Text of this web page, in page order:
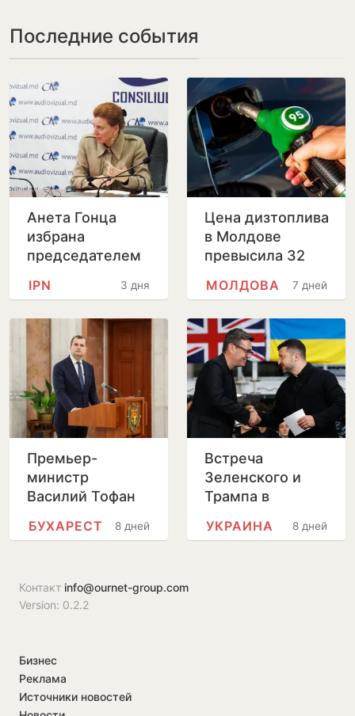
Последние события
Анета Гонца
избрана
председателем
телевидению и
отставки
Лилианы Вицу
3 дня
IPN
Цена дизтоплива
в Молдове
превысила 32
7 дней
МОЛДОВА
Премьер-
министр
Василий Тофан
официальный8 дней
БУХАРЕСТ
Встреча
Зеленского и
Трампа в
пройдет без8 дней
УКРАИНА
Контакт info@ournet-group.com
Version: 0.2.2
Бизнес
Реклама
Источники новостей